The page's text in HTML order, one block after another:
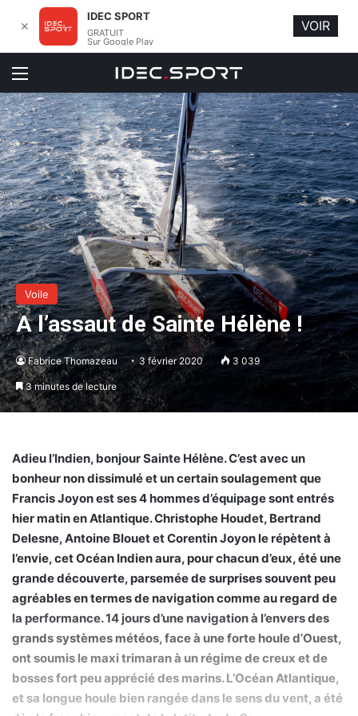
Menu
Voile
A l’assaut de Sainte Hélène !
Fabrice Thomazeau 3 février 2020 3 039
3 minutes de lecture
Adieu l’Indien, bonjour Sainte Hélène. C’est avec un
bonheur non dissimulé et un certain soulagement que
Francis Joyon est ses 4 hommes d’équipage sont entrés
hier matin en Atlantique. Christophe Houdet, Bertrand
Delesne, Antoine Blouet et Corentin Joyon le répètent à
l’envie, cet Océan Indien aura, pour chacun d’eux, été une
grande découverte, parsemée de surprises souvent peu
agréables en termes de navigation comme au regard de
la performance. 14 jours d’une navigation à l’envers des
grands systèmes météos, face à une forte houle d’Ouest,
ont soumis le maxi trimaran à un régime de creux et de
bosses fort peu apprécié des marins. L’Océan Atlantique,
et sa longue houle bien rangée dans le sens du vent, a été
✕
IDEC SPORT
GRATUIT
Sur Google Play
VOIR